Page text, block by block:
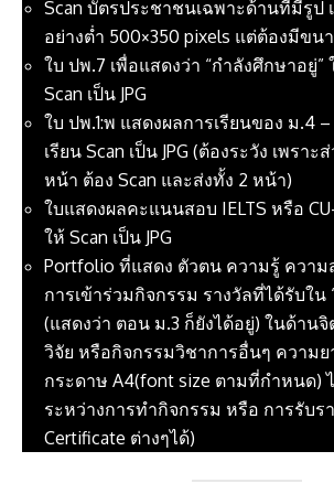
Scan บัตรประชาชนเฉพาะด้านที่มีรูป
อย่างต่ำ 500×350 pixels แต่ต้องมีขน
ใบ ปพ.7 เพื่อแสดงว่า “กำลังศึกษาอยู่
Scan เป็น JPG
ใบ ปพ.1:พ แสดงผลการเรียนของ ม.4
เรียน Scan เป็น JPG (ต้องระวัง เพรา
หน้า ต้อง Scan และส่งทั้ง 2 หน้า)
ใบแสดงผลคะแนนสอบ IELTS หรือ
ให้ Scan เป็น JPG
Portfolio ที่แสดง ตัวตน ความรู้ ความ
การเข้าร่วมกิจกรรม รางวัลที่ได้รับใน
(แสดงว่า ตอน ม.3 ก็ยังได้อยู่) ในด้าน
วิจัย หรือกิจกรรมวิชาการอื่นๆ ความย
กระดาษ A4(font size ตามที่กำหนด)
ระหว่างการทำกิจกรรม หรือ การรับร
Certificate ต่างๆได้)